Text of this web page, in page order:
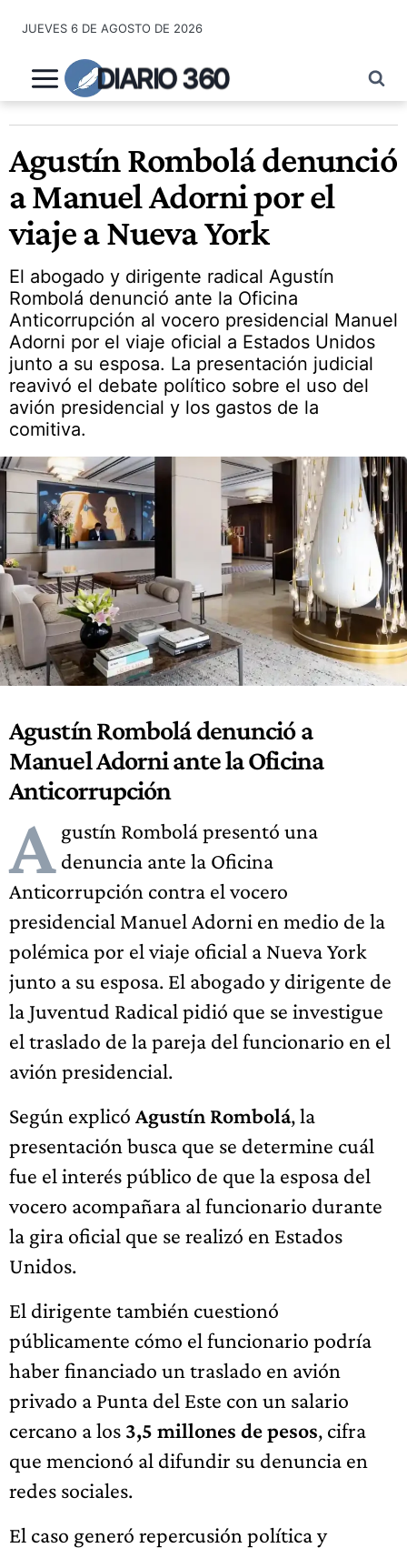
contenido
JUEVES 6 DE AGOSTO DE 2026
DIARIO 360
Agustín Rombolá denunció
a Manuel Adorni por el
viaje a Nueva York
El abogado y dirigente radical Agustín
Rombolá denunció ante la Oficina
Anticorrupción al vocero presidencial Manuel
Adorni por el viaje oficial a Estados Unidos
junto a su esposa. La presentación judicial
reavivó el debate político sobre el uso del
avión presidencial y los gastos de la
comitiva.
Agustín Rombolá denunció a
Manuel Adorni ante la Oficina
Anticorrupción
A gustín Rombolá presentó una
denuncia ante la Oficina
Anticorrupción contra el vocero
presidencial Manuel Adorni en medio de la
polémica por el viaje oficial a Nueva York
junto a su esposa. El abogado y dirigente de
la Juventud Radical pidió que se investigue
el traslado de la pareja del funcionario en el
avión presidencial.
Según explicó Agustín Rombolá, la
presentación busca que se determine cuál
fue el interés público de que la esposa del
vocero acompañara al funcionario durante
la gira oficial que se realizó en Estados
Unidos.
El dirigente también cuestionó
públicamente cómo el funcionario podría
haber financiado un traslado en avión
privado a Punta del Este con un salario
cercano a los 3,5 millones de pesos, cifra
que mencionó al difundir su denuncia en
redes sociales.
El caso generó repercusión política y